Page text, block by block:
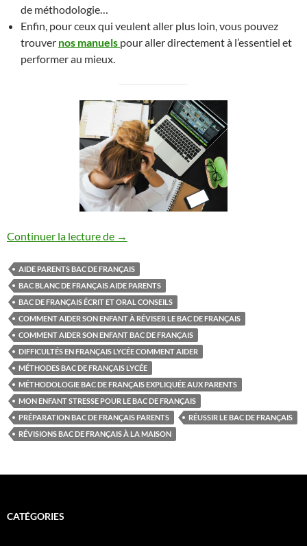
de méthodologie…
Enfin, pour ceux qui veulent aller plus loin, vous pouvez
trouver nos manuels pour aller directement à l’essentiel et
performer au mieux.
Continuer la lecture de Comment aider son enfant à réussir le
→
AIDE PARENTS BAC DE FRANÇAIS
BAC BLANC DE FRANÇAIS AIDE PARENTS
BAC DE FRANÇAIS ÉCRIT ET ORAL CONSEILS
COMMENT AIDER SON ENFANT À RÉVISER LE BAC DE FRANÇAIS
COMMENT AIDER SON ENFANT BAC DE FRANÇAIS
DIFFICULTÉS EN FRANÇAIS LYCÉE COMMENT AIDER
MÉTHODES BAC DE FRANÇAIS LYCÉE
MÉTHODOLOGIE BAC DE FRANÇAIS EXPLIQUÉE AUX PARENTS
MON ENFANT STRESSE POUR LE BAC DE FRANÇAIS
PRÉPARATION BAC DE FRANÇAIS PARENTS
RÉUSSIR LE BAC DE FRANÇAIS
RÉVISIONS BAC DE FRANÇAIS À LA MAISON
CATÉGORIES